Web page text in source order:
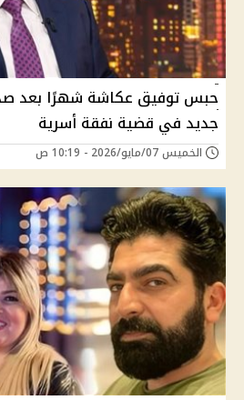
حبس توفيق عكاشة شهرًا بعد
جديد في قضية نفقة أسرية
الخميس 07/مايو/2026 - 10:19 ص